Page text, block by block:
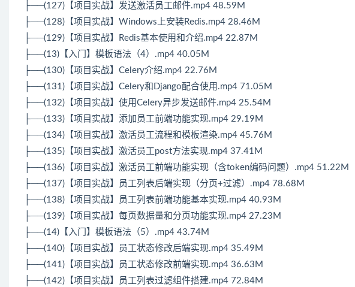
├──(127)【项目实战】发送激活员工邮件.mp4 48.59M
├──(128)【项目实战】Windows上安装Redis.mp4 28.46M
├──(129)【项目实战】Redis基本使用和介绍.mp4 22.87M
├──(13)【入门】模板语法（4）.mp4 40.05M
├──(130)【项目实战】Celery介绍.mp4 22.76M
├──(131)【项目实战】Celery和Django配合使用.mp4 71.05M
├──(132)【项目实战】使用Celery异步发送邮件.mp4 25.54M
├──(133)【项目实战】添加员工前端功能实现.mp4 29.19M
├──(134)【项目实战】激活员工流程和模板渲染.mp4 45.76M
├──(135)【项目实战】激活员工post方法实现.mp4 37.41M
├──(136)【项目实战】激活员工前端功能实现（含token编码问题）.mp4 51.22M
├──(137)【项目实战】员工列表后端实现（分页+过滤）.mp4 78.68M
├──(138)【项目实战】员工列表前端功能基本实现.mp4 40.93M
├──(139)【项目实战】每页数据量和分页功能实现.mp4 27.23M
├──(14)【入门】模板语法（5）.mp4 43.74M
├──(140)【项目实战】员工状态修改后端实现.mp4 35.49M
├──(141)【项目实战】员工状态修改前端实现.mp4 36.63M
├──(142)【项目实战】员工列表过滤组件搭建.mp4 72.84M